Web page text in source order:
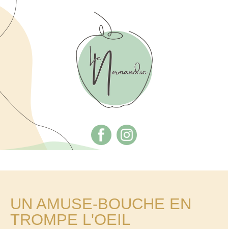
UN AMUSE-BOUCHE EN
TROMPE L'OEIL